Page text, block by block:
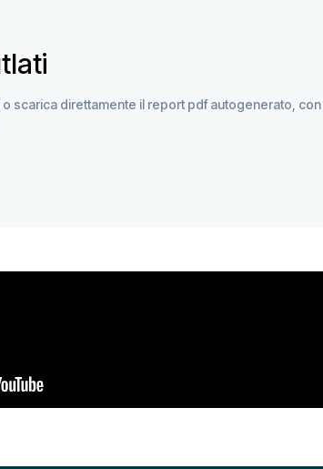
o scarica direttamente il report pdf autogenerato, con